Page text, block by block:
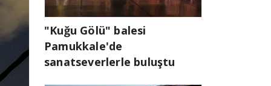
"Kuğu Gölü" balesi
Pamukkale'de
sanatseverlerle buluştu